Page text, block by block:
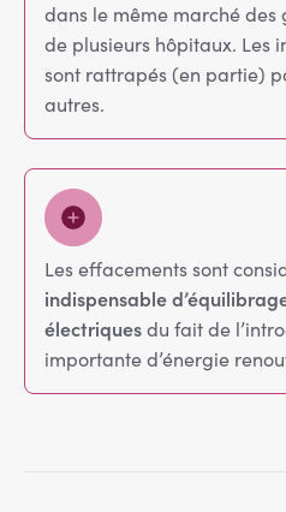
dans le même marché des
de plusieurs hôpitaux. Les
sont rattrapés (en partie)
autres.
Les effacements sont
indispensable
électriquesdu fait de
importante d’énergie